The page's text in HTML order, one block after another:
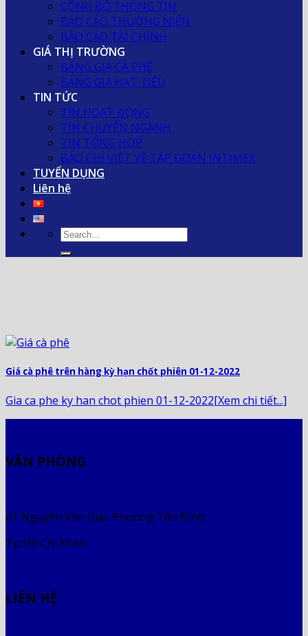
CÔNG BỐ THÔNG TIN
BÁO CÁO THƯỜNG NIÊN
BÁO CÁO TÀI CHÍNH
GIÁ THỊ TRƯỜNG
BẢNG GIÁ CÀ PHÊ
BẢNG GIÁ HẠT TIÊU
TIN TỨC
TIN HOẠT ĐỘNG
TIN CHUYÊN NGÀNH
TIN TỔNG HỢP
BÁO CHÍ VIẾT VỀ TẬP ĐOÀN INTIMEX
TUYỂN DỤNG
Liên hệ
Giá cà phê trên hàng kỳ hạn chốt phiên 01-12-2022
Gia ca phe ky han chot phien 01-12-2022[Xem chi tiết...]
VĂN PHÒNG
61 Nguyễn Văn Giai, Phường Tân Định,
Tp Hồ Chí Minh
LIÊN HỆ